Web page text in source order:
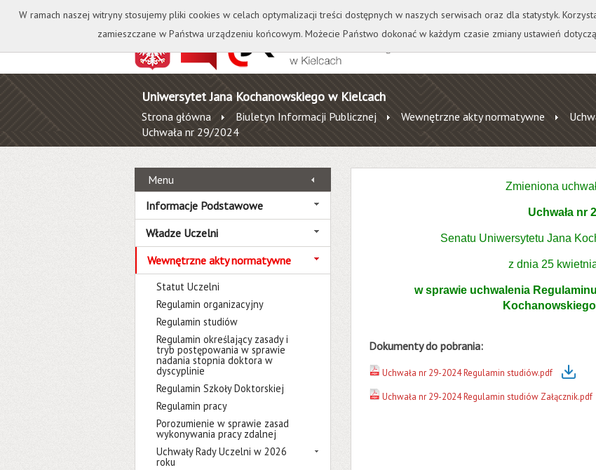
Kontakt Biblioteka Wydawnictwo Wirtualna Uczelnia A A A A
Uniwersytet Jana Kochanowskiego w Kielcach
Strona główna Biuletyn Informacji Publicznej Wewnętrzne akty normatywne
Uchwała nr 29/2024
Menu
Informacje Podstawowe
Władze Uczelni
Wewnętrzne akty normatywne
Statut Uczelni
Regulamin organizacyjny
Regulamin studiów
Regulamin określający zasady i
tryb postępowania w sprawie
nadania stopnia doktora w
dyscyplinie
Regulamin Szkoły Doktorskiej
Regulamin pracy
Porozumienie w sprawie zasad
wykonywania pracy zdalnej
Uchwały Rady Uczelni w 2026
roku
Zmieniona
Uchwała nr
Senatu Uniwersytetu Jana
z dnia 25
w sprawie uchwalenia
Dokumenty do pobrania:
Uchwała nr 29-2024 Regulamin studiów.pdf
Uchwała nr 29-2024 Regulamin studiów Załącznik.pdf
W ramach naszej witryny stosujemy pliki cookies w celach optymalizacji treści dostępnych w naszych serwisach oraz dla statystyk.
zamieszczane w Państwa urządzeniu końcowym. Możecie Państwo dokonać w każdym czasie zmiany ustawień